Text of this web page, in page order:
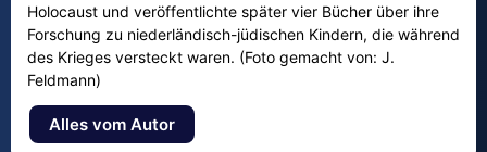
Holocaust und veröffentlichte später vier Bücher über ihre
Forschung zu niederländisch-jüdischen Kindern, die während
des Krieges versteckt waren. (Foto gemacht von: J.
Feldmann)
Alles vom Autor